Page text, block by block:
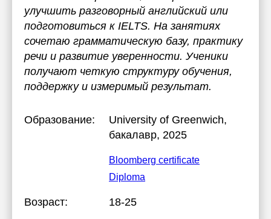
улучшить разговорный английский или
подготовиться к IELTS. На занятиях
сочетаю грамматическую базу, практику
речи и развитие уверенности. Ученики
получают четкую структуру обучения,
поддержку и измеримый результат.
Образование: University of Greenwich,
бакалавр, 2025
Bloomberg certificate
Diploma
Возраст:
18-25